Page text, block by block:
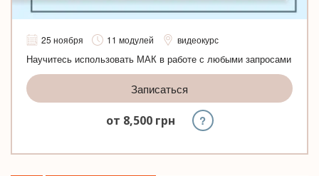
25 ноября 11 модулей видеокурс
Научитесь использовать МАК в работе с любыми запросами
Записаться
от 8,500 грн ?